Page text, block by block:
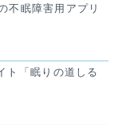
不眠障害用アプリ
ト「眠りの道しる